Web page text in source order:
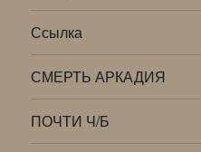
Ссылка
СМЕРТЬ АРКАДИЯ
ПОЧТИ Ч/Б